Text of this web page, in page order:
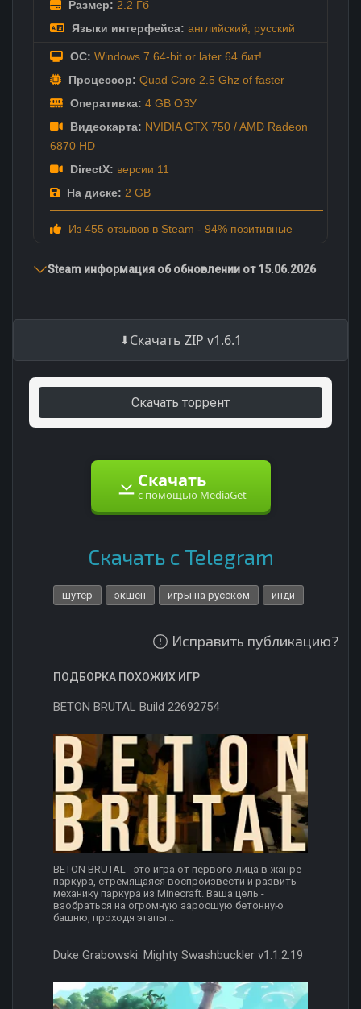
Размер: 2.2 Гб
Языки интерфейса: английский русский
ОС: Windows 7 64-bit or later 64 бит!
Процессор: Quad Core 2.5 Ghz of faster
Оперативка: 4 GB ОЗУ
Видеокарта: NVIDIA GTX 750 / AMD Radeon
6870 HD
DirectX: версии 11
На диске: 2 GB
Из 455 отзывов в Steam - 94% позитивные
Steam информация об обновлении от 15.06.2026
Скачать ZIP v1.6.1
Скачать торрент
Скачать
с помощью MediaGet
Скачать с Telegram
шутер экшен игры на русском инди
Исправить публикацию?
ПОДБОРКА ПОХОЖИХ ИГР
BETON BRUTAL Build 22692754
BETON BRUTAL - это игра от первого лица в жанре
паркура, стремящаяся воспроизвести и развить
механику паркура из Minecraft. Ваша цель -
взобраться на огромную заросшую бетонную
башню, проходя этапы...
Duke Grabowski: Mighty Swashbuckler v1.1.2.19